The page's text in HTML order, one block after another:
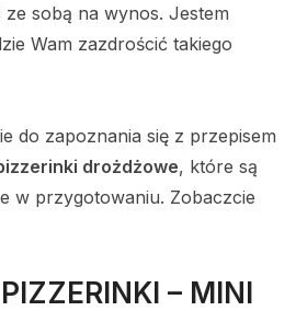
sobą na wynos. Jestem
Wam zazdrościć takiego
do zapoznania się z przepisem
drożdżowe, które są
w przygotowaniu. Zobaczcie
– MINI